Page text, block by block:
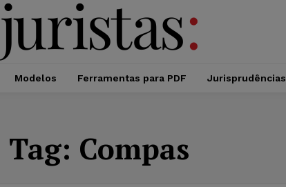
Modelos Ferramentas para PDF Jurisprudências
Tag: Compas